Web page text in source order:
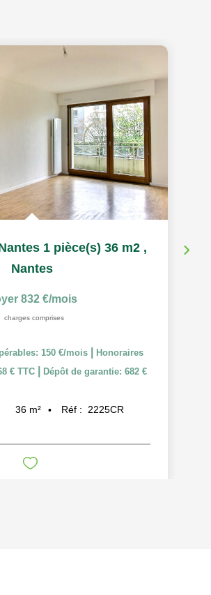
1 pièce(s) 36 m2 ,
Nantes
832 €/mois
charges comprises
150 €/mois
Honoraires
€ TTC
Dépôt de garantie: 682 €
36 m² Réf : 2225CR